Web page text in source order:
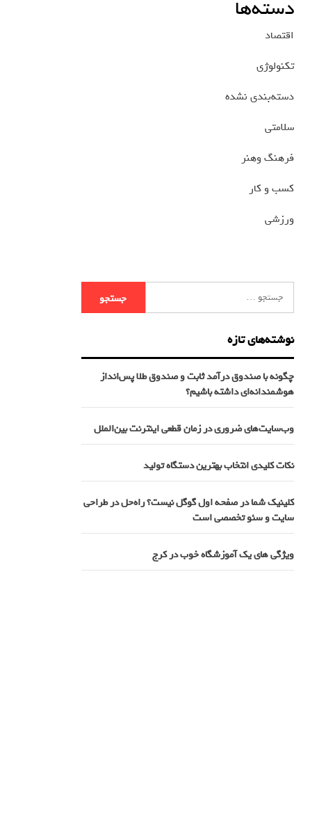
دسته‌ها
اقتصاد
تکنولوژی
دسته‌بندی نشده
سلامتی
فرهنگ وهنر
کسب و کار
ورزشی
نوشته‌های تازه
چگونه با صندوق درآمد ثابت و صندوق طلا پس‌انداز
هوشمندانه‌ای داشته باشیم؟
وب‌سایت‌های ضروری در زمان قطعی اینترنت بین‌الملل
نکات کلیدی انتخاب بهترین دستگاه تولید
کلینیک شما در صفحه اول گوگل نیست؟ راه‌حل در طراحی
سایت و سئو تخصصی است
ویژگی های یک آموزشگاه خوب در کرج